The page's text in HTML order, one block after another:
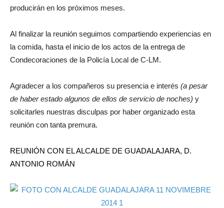
producirán en los próximos meses.
Al finalizar la reunión seguimos compartiendo experiencias en
la comida, hasta el inicio de los actos de la entrega de
Condecoraciones de la Policía Local de C-LM.
Agradecer a los compañeros su presencia e interés (a pesar
de haber estado algunos de ellos de servicio de noches) y
solicitarles nuestras disculpas por haber organizado esta
reunión con tanta premura.
REUNIÓN CON EL ALCALDE DE GUADALAJARA, D.
ANTONIO ROMÁN